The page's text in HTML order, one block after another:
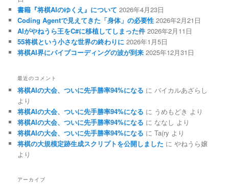
書籍『将棋AIのゆくえ』について 2026年4月23日
Coding Agentで見えてきた「身体」の必要性 2026年2月21日
AIがやねうら王をC#に移植してしまった件 2026年2月11日
55将棋という小さな世界の終わりに 2026年1月5日
将棋AI界にバイブコーディングの波が到来 2025年12月31日
最近のコメント
将棋AIの大会、ついに先手勝率94%になる に バイカルあざらし
より
将棋AIの大会、ついに先手勝率94%になる に うめもどき より
将棋AIの大会、ついに先手勝率94%になる に ななし より
将棋AIの大会、ついに先手勝率94%になる にTa(ry より
将棋の大規模定跡生成スクリプトを公開しました にやねうら嬢
より
アーカイブ